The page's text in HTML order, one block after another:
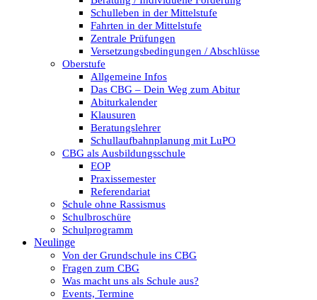
Schulleben in der Mittelstufe
Fahrten in der Mittelstufe
Zentrale Prüfungen
Versetzungsbedingungen / Abschlüsse
Oberstufe
Allgemeine Infos
Das CBG – Dein Weg zum Abitur
Abiturkalender
Klausuren
Beratungslehrer
Schullaufbahnplanung mit LuPO
CBG als Ausbildungsschule
EOP
Praxissemester
Referendariat
Schule ohne Rassismus
Schulbroschüre
Schulprogramm
Neulinge
Von der Grundschule ins CBG
Fragen zum CBG
Was macht uns als Schule aus?
Events, Termine